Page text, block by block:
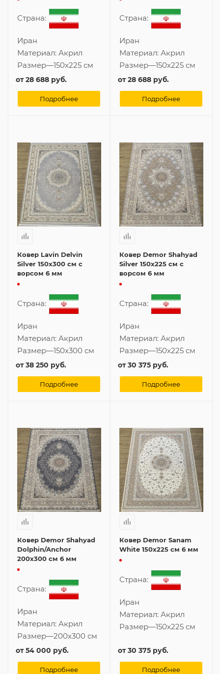
Страна:
Иран
Материал: Акрил
Размер—150x225 см
от28 688 руб.
Подробнее
Страна:
Иран
Материал: Акрил
Размер—150x225 см
от28 688 руб.
Подробнее
Ковер Lavin Delvin
Silver 150x300 см с
ворсом 6 мм
Страна:
Иран
Материал: Акрил
Размер—150x300 см
от38 250 руб.
Подробнее
Ковер Demor Shahyad
Silver 150x225 см с
ворсом 6 мм
Страна:
Иран
Материал: Акрил
Размер—150x225 см
от30 375 руб.
Подробнее
Ковер Demor Shahyad
Dolphin/Anchor
200x300 см 6 мм
Страна:
Иран
Материал: Акрил
Размер—200x300 см
от54 000 руб.
Подробнее
Ковер Demor Sanam
White 150x225 см 6 мм
Страна:
Иран
Материал: Акрил
Размер—150x225 см
от30 375 руб.
Подробнее